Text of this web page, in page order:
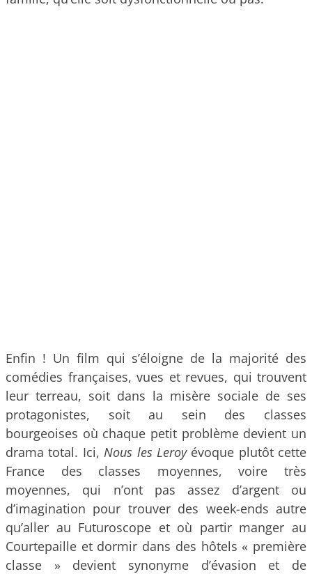
Enfin ! Un film qui s’éloigne de la majorité des
comédies françaises, vues et revues, qui trouvent
leur terreau, soit dans la misère sociale de ses
protagonistes, soit au sein des classes
bourgeoises où chaque petit problème devient un
drama total. Ici,Nous les Leroyévoque plutôt cette
France des classes moyennes, voire très
moyennes, qui n’ont pas assez d’argent ou
d’imagination pour trouver des week-ends autre
qu’aller au Futuroscope et où partir manger au
Courtepaille et dormir dans des hôtels « première
classe » devient synonyme d’évasion et de